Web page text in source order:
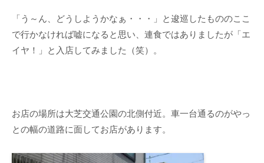
「う～ん、どうしようかなぁ・・・」と逡巡したもののここ
で行かなければ嘘になると思い、連食ではありましたが「エ
イヤ！」と入店してみました（笑）。
お店の場所は大芝交通公園の北側付近。車一台通るのがやっ
との幅の道路に面してお店があります。